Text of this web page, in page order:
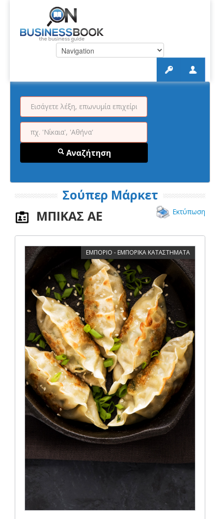
Αναζήτηση
Σούπερ Μάρκετ
ΜΠΙΚΑΣ ΑΕ Εκτύπωση
ΕΜΠΟΡΙΟ - ΕΜΠΟΡΙΚΑ ΚΑΤΑΣΤΗΜΑΤΑ